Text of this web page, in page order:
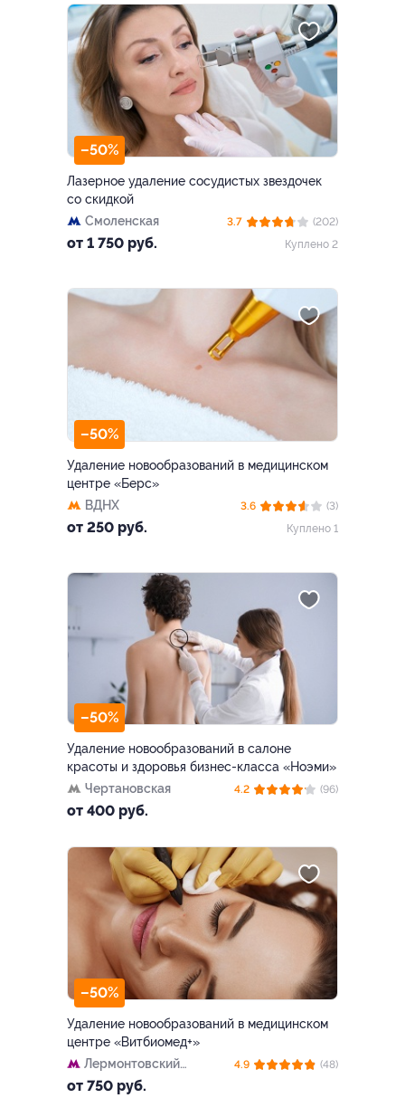
–50%
Лазерное удаление сосудистых звездочек
со скидкой
Смоленская
от 1 750 руб.
3.7
(202)
Куплено 2
–50%
Удаление новообразований в медицинском
центре «Берс»
ВДНХ
от 250 руб.
3.6
(3)
Куплено 1
–50%
Удаление новообразований в салоне
красоты и здоровья бизнес-класса «Ноэми»
Чертановская
от 400 руб.
4.2 (96)
–50%
Удаление новообразований в медицинском
центре «Витбиомед+»
Лермонтовский
проспект
от 750 руб.
4.9 (48)